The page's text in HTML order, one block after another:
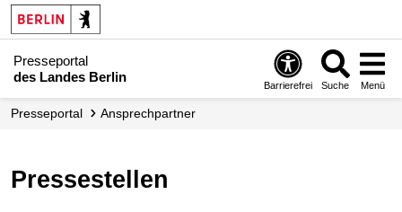
Presseportal
des Landes Berlin
Barrierefrei Suche Menü
Presseportal Ansprechpartner
Pressestellen